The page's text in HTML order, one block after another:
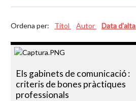
Ordena per: Títol Autor Data d'alta
Els gabinets de comunicació :
criteris de bones pràctiques
professionals